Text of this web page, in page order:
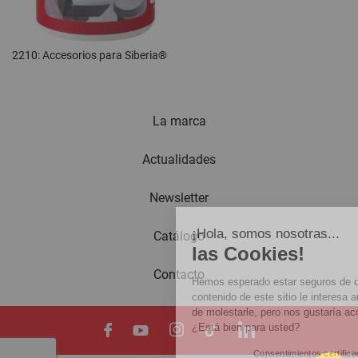
2210: Accesorios para Siberia®
La marca
Actualidades
Newsletter
Catálogo
Contacto
¡Hola, somos nosotras...
Hemos esperado estar seguros de que el
contenido de este sitio le interesa antes
de molestarle, pero nos gustaría acompañarle durante su
¿Está bien para usted?
Consentimientos certificados por